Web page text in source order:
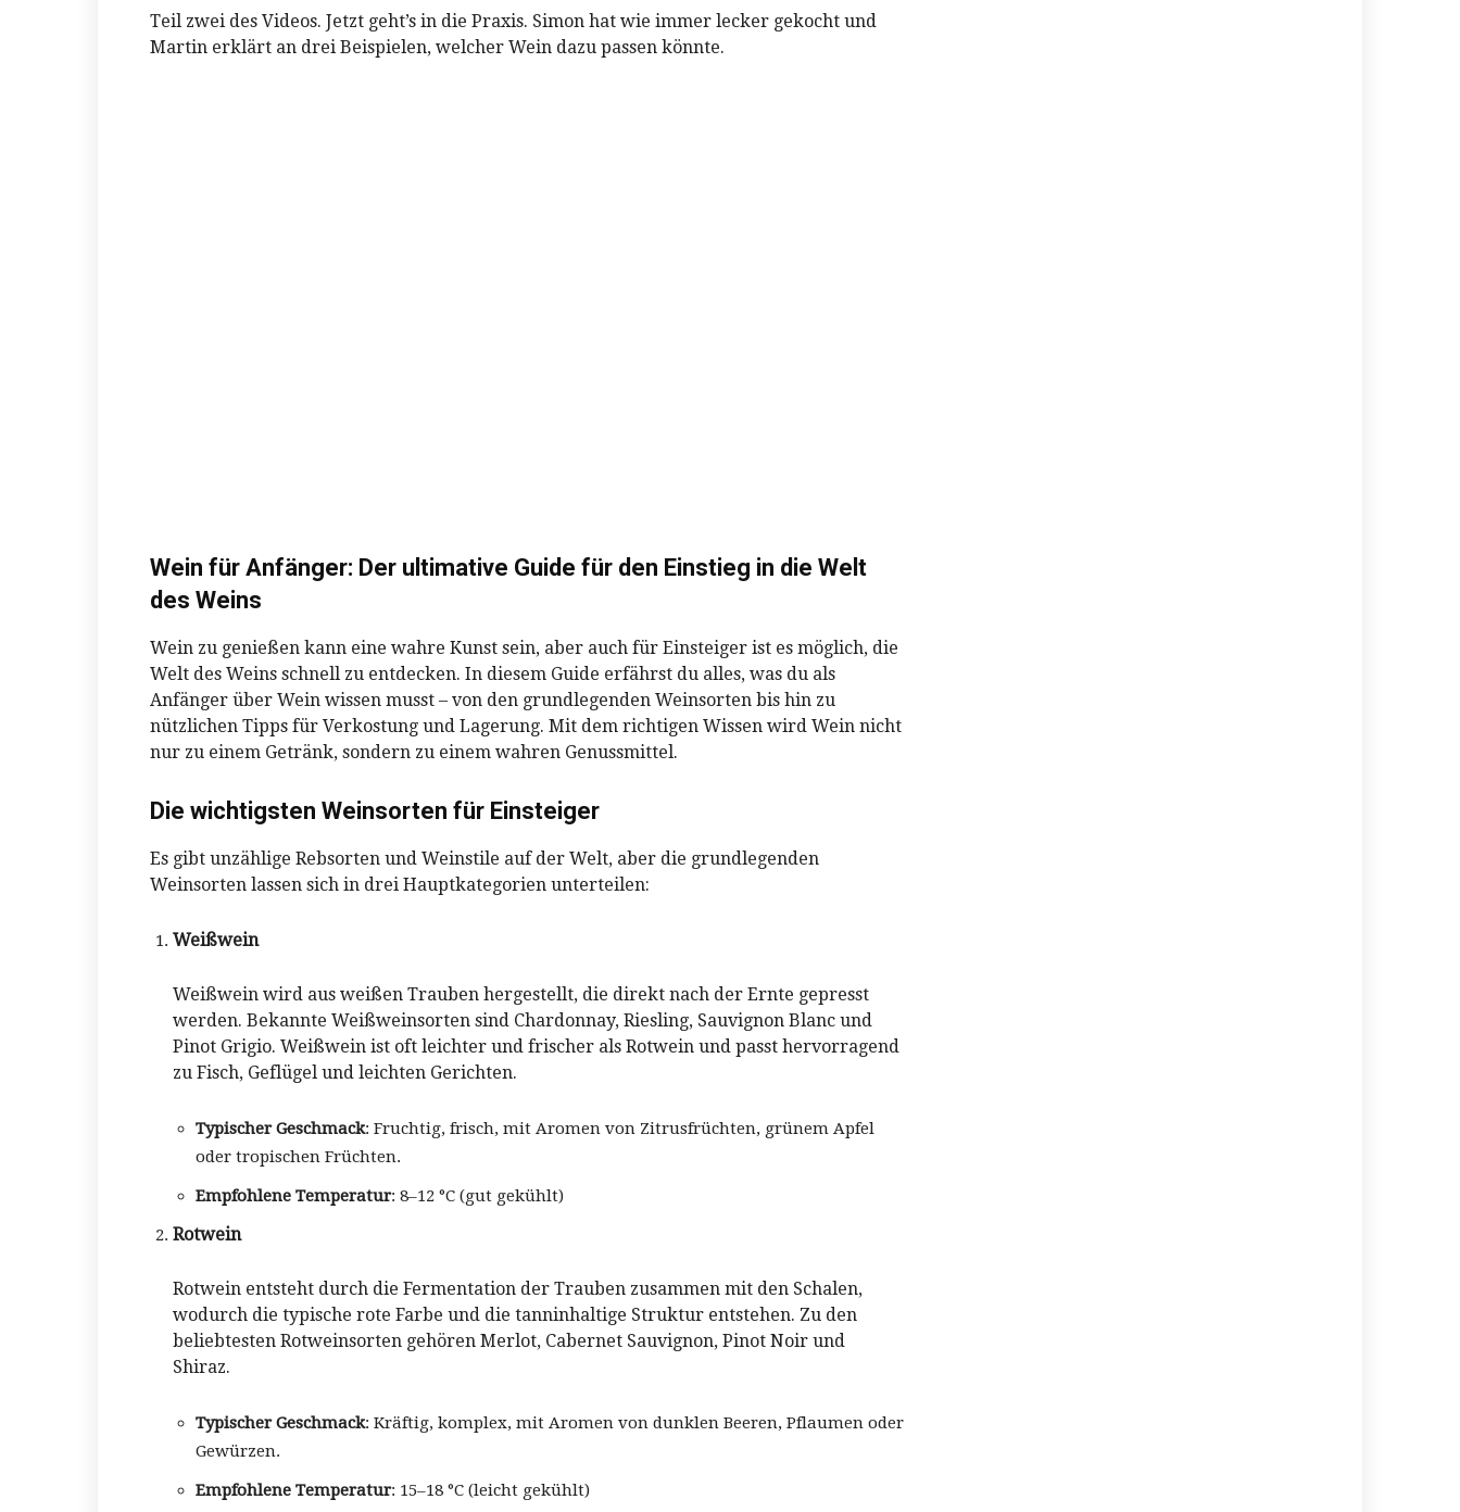
Teil zwei des Videos. Jetzt geht’s in die Praxis. Simon hat wie immer lecker gekocht und
Martin erklärt an drei Beispielen, welcher Wein dazu passen könnte.
Wein für Anfänger: Der ultimative Guide für den Einstieg in die Welt
des Weins
Wein zu genießen kann eine wahre Kunst sein, aber auch für Einsteiger ist es möglich, die
Welt des Weins schnell zu entdecken. In diesem Guide erfährst du alles, was du als
Anfänger über Wein wissen musst – von den grundlegenden Weinsorten bis hin zu
nützlichen Tipps für Verkostung und Lagerung. Mit dem richtigen Wissen wird Wein nicht
nur zu einem Getränk, sondern zu einem wahren Genussmittel.
Die wichtigsten Weinsorten für Einsteiger
Es gibt unzählige Rebsorten und Weinstile auf der Welt, aber die grundlegenden
Weinsorten lassen sich in drei Hauptkategorien unterteilen:
Weißwein
Weißwein wird aus weißen Trauben hergestellt, die direkt nach der Ernte gepresst
werden. Bekannte Weißweinsorten sind Chardonnay, Riesling, Sauvignon Blanc und
Pinot Grigio. Weißwein ist oft leichter und frischer als Rotwein und passt hervorragend
zu Fisch, Geflügel und leichten Gerichten.
Typischer Geschmack: Fruchtig, frisch, mit Aromen von Zitrusfrüchten, grünem Apfel
oder tropischen Früchten.
Empfohlene Temperatur: 8–12 °C (gut gekühlt)
Rotwein
Rotwein entsteht durch die Fermentation der Trauben zusammen mit den Schalen,
wodurch die typische rote Farbe und die tanninhaltige Struktur entstehen. Zu den
beliebtesten Rotweinsorten gehören Merlot, Cabernet Sauvignon, Pinot Noir und
Shiraz.
Typischer Geschmack: Kräftig, komplex, mit Aromen von dunklen Beeren, Pflaumen oder
Gewürzen.
Empfohlene Temperatur: 15–18 °C (leicht gekühlt)